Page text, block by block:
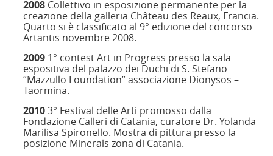
2008 Collettivo in esposizione permanente per la
creazione della galleria Château des Reaux, Francia.
Quarto si è classificato al 9° edizione del concorso
Artantis novembre 2008.
2009 1° contest Art in Progress presso la sala
espositiva del palazzo dei Duchi di S. Stefano
“Mazzullo Foundation” associazione Dionysos –
Taormina.
20103° Festival delle Arti promosso dalla
Fondazione Calleri di Catania, curatore Dr. Yolanda
Marilisa Spironello. Mostra di pittura presso la
posizione Minerals zona di Catania.